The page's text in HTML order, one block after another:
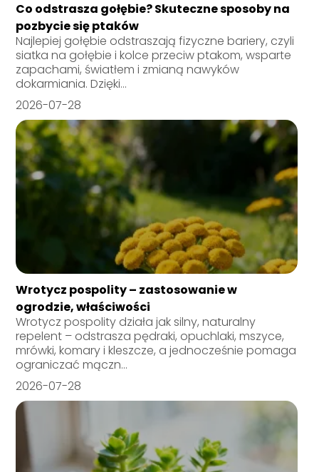
Co odstrasza gołębie? Skuteczne sposoby na
pozbycie się ptaków
Najlepiej gołębie odstraszają fizyczne bariery, czyli
siatka na gołębie i kolce przeciw ptakom, wsparte
zapachami, światłem i zmianą nawyków
dokarmiania. Dzięki...
2026-07-28
Wrotycz pospolity – zastosowanie w
ogrodzie, właściwości
Wrotycz pospolity działa jak silny, naturalny
repelent – odstrasza pędraki, opuchlaki, mszyce,
mrówki, komary i kleszcze, a jednocześnie pomaga
ograniczać mączn...
2026-07-28